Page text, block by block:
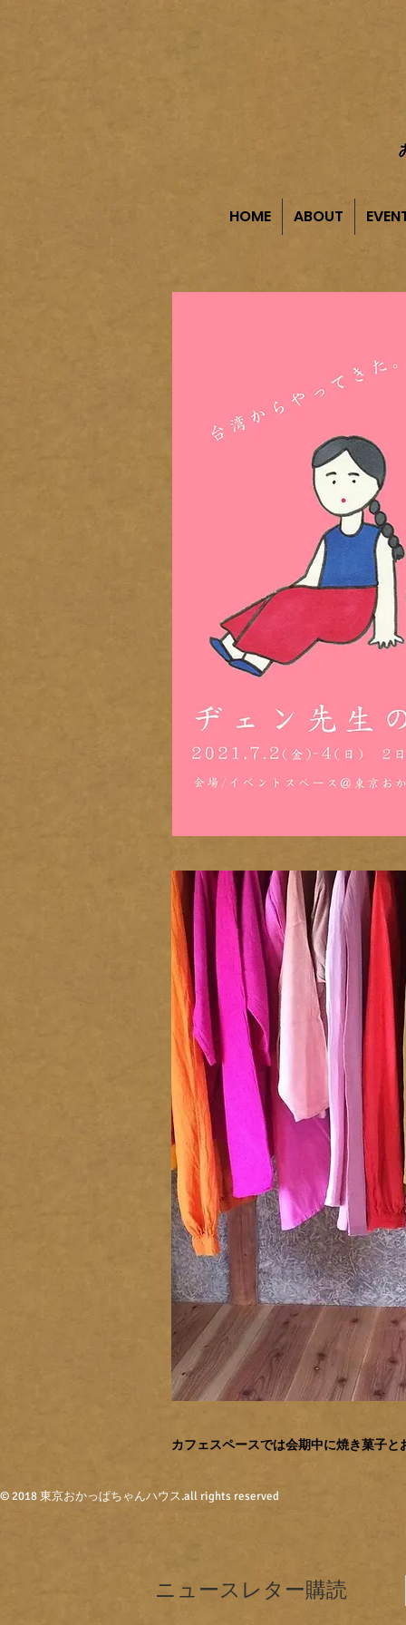
HOME ABOUT
カフェスペースでは会期中に焼き菓子
© 2018 東京おかっぱちゃんハウス.all rights reserved
ニュースレター購読